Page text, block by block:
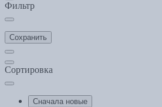
Фильтр
Сохранить
Сортировка
Сначала новые